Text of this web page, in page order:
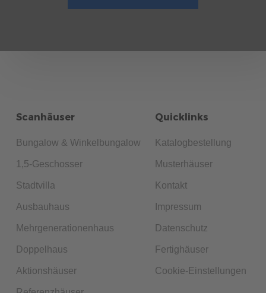
Scanhäuser
Bungalow & Winkelbungalow
1,5-Geschosser
Stadtvilla
Ausbauhaus
Mehrgenerationenhaus
Doppelhaus
Aktionshäuser
Quicklinks
Katalogbestellung
Musterhäuser
Kontakt
Impressum
Datenschutz
Fertighäuser
Cookie-Einstellungen